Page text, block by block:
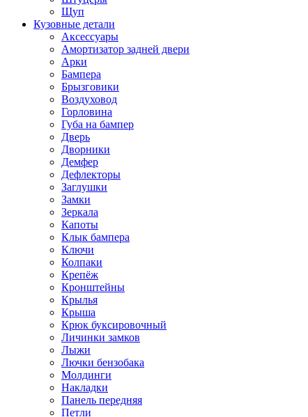
Щуп
Кузовные детали
Аксессуары
Амортизатор задней двери
Арки
Бампера
Брызговики
Воздуховод
Горловина
Губа на бампер
Дверь
Дворники
Демфер
Дефлекторы
Заглушки
Замки
Зеркала
Капоты
Клык бампера
Ключи
Колпаки
Крепёж
Кронштейны
Крылья
Крыша
Крюк буксировочный
Личинки замков
Лыжи
Лючки бензобака
Молдинги
Накладки
Панель передняя
Петли